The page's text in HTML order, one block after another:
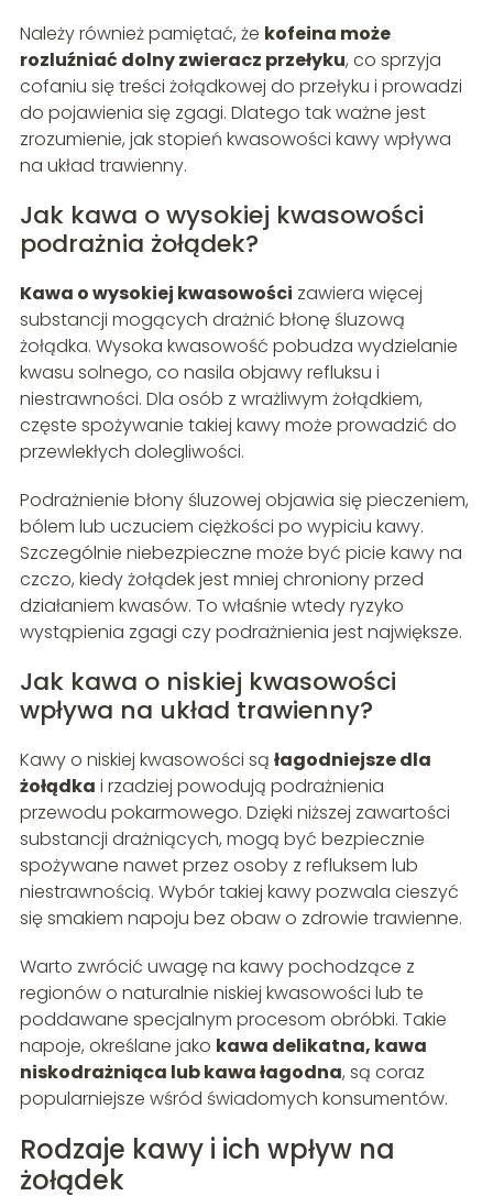
Należy również pamiętać, że kofeina może
rozluźniać dolny zwieracz przełyku, co sprzyja
cofaniu się treści żołądkowej do przełyku i prowadzi
do pojawienia się zgagi. Dlatego tak ważne jest
zrozumienie, jak stopień kwasowości kawy wpływa
na układ trawienny.
Jak kawa o wysokiej kwasowości
podrażnia żołądek?
Kawa o wysokiej kwasowości zawiera więcej
substancji mogących drażnić błonę śluzową
żołądka. Wysoka kwasowość pobudza wydzielanie
kwasu solnego, co nasila objawy refluksu i
niestrawności. Dla osób z wrażliwym żołądkiem,
częste spożywanie takiej kawy może prowadzić do
przewlekłych dolegliwości.
Podrażnienie błony śluzowej objawia się pieczeniem,
bólem lub uczuciem ciężkości po wypiciu kawy.
Szczególnie niebezpieczne może być picie kawy na
czczo, kiedy żołądek jest mniej chroniony przed
działaniem kwasów. To właśnie wtedy ryzyko
wystąpienia zgagi czy podrażnienia jest największe.
Jak kawa o niskiej kwasowości
wpływa na układ trawienny?
Kawy o niskiej kwasowości są łagodniejsze dla
żołądka i rzadziej powodują podrażnienia
przewodu pokarmowego. Dzięki niższej zawartości
substancji drażniących, mogą być bezpiecznie
spożywane nawet przez osoby z refluksem lub
niestrawnością. Wybór takiej kawy pozwala cieszyć
się smakiem napoju bez obaw o zdrowie trawienne.
Warto zwrócić uwagę na kawy pochodzące z
regionów o naturalnie niskiej kwasowości lub te
poddawane specjalnym procesom obróbki. Takie
napoje, określane jako kawa delikatna, kawa
niskodrażniąca lub kawa łagodna, są coraz
popularniejsze wśród świadomych konsumentów.
Rodzaje kawy i ich wpływ na
żołądek